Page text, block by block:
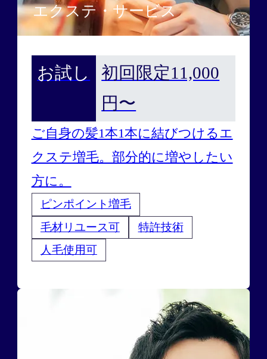
エクステ・サービス
お試し
初回限定11,000
円〜
ご自身の髪1本1本に結びつけるエ
クステ増毛。部分的に増やしたい
方に。
ピンポイント増毛
毛材リユース可
特許技術
人毛使用可